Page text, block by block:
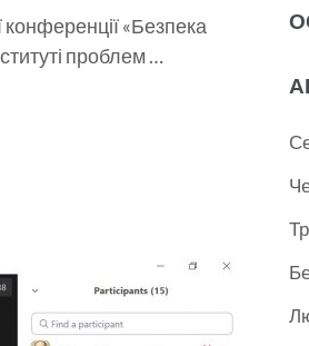
«Безпека
проблем …